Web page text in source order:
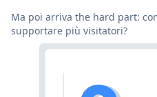
Ma poi arriva the hard part:
supportare più visitatori?